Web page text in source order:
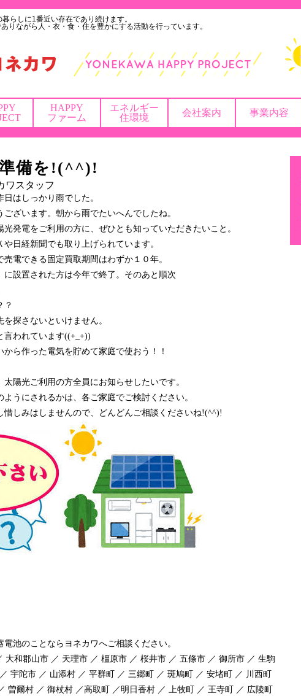
らしに1番近い存在であり続けます。
りながら人・衣・食・住を豊かにする活動を行っています。
HAPPY
ファーム
エネルギー
住環境
会社案内 事業内容
備を!(^^)!
ワスタッフ
はしっかり雨でした。
ざいます。朝から雨でたいへんでしたね。
発電をご利用の方に、ぜひとも知っていただきたいこと。
や日経新聞でも取り上げられています。
電できる固定買取期間はわずか１０年。
に設置された方は今年で終了。そのあと順次
？
探さないといけません。
言われています((+_+))
ら作った電気を貯めて家庭で使おう！！
陽光ご利用の方全員にお知らせしたいです。
うにされるかは、各ご家庭でご検討ください。
惜しみはしませんので、どんどんご相談くださいね!(^^)!
池のことならヨネカワへご相談ください。
大和郡山市 ／ 天理市 ／ 橿原市 ／ 桜井市 ／ 五條市 ／ 御所市 ／ 生駒
宇陀市 ／ 山添村 ／ 平群町 ／ 三郷町 ／ 斑鳩町 ／ 安堵町 ／ 川西町
曽爾村 ／ 御杖村 ／高取町 ／明日香村 ／ 上牧町 ／ 王寺町 ／ 広陵町